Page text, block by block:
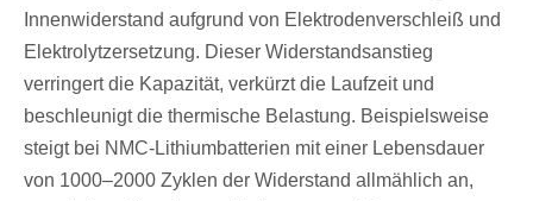
Innenwiderstand aufgrund von Elektrodenverschleiß und
Elektrolytzersetzung. Dieser Widerstandsanstieg
verringert die Kapazität, verkürzt die Laufzeit und
beschleunigt die thermische Belastung. Beispielsweise
steigt bei NMC-Lithiumbatterien mit einer Lebensdauer
von 1000–2000 Zyklen der Widerstand allmählich an,